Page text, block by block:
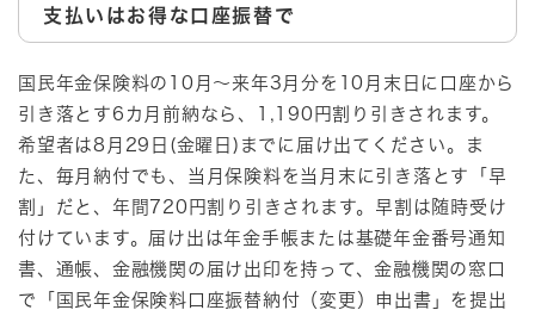
支払いはお得な口座振替で
国民年金保険料の10月～来年3月分を10月末日に口座から
引き落とす6カ月前納なら、1,190円割り引きされます。
希望者は8月29日(金曜日)までに届け出てください。ま
た、毎月納付でも、当月保険料を当月末に引き落とす「早
割」だと、年間720円割り引きされます。早割は随時受け
付けています。届け出は年金手帳または基礎年金番号通知
書、通帳、金融機関の届け出印を持って、金融機関の窓口
で「国民年金保険料口座振替納付（変更）申出書」を提出